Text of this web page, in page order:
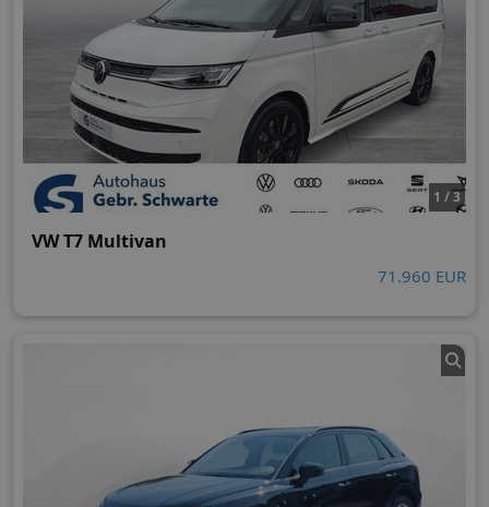
1 / 3
VW T7 Multivan
71.960 EUR